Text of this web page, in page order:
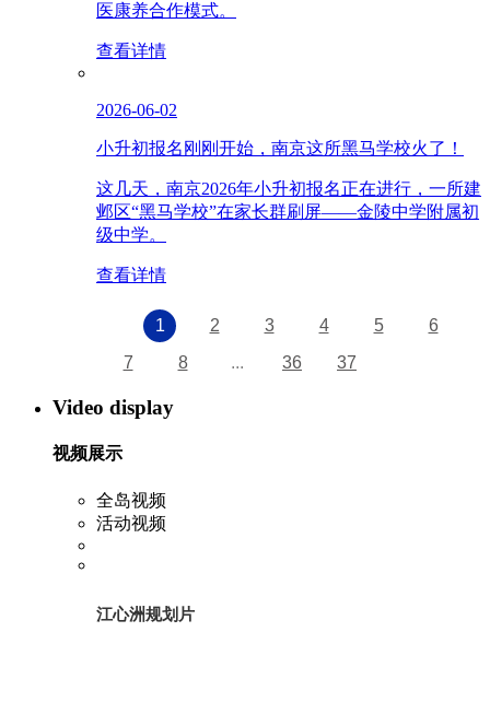
医康养合作模式。
查看详情
2026-06-02
小升初报名刚刚开始，南京这所黑马学校火了！
这几天，南京2026年小升初报名正在进行，一所建
邺区“黑马学校”在家长群刷屏——金陵中学附属初
级中学。
查看详情
1 2 3 4 5
6
7
8 ... 36 37
Video display
视频展示
全岛视频
活动视频
江心洲规划片